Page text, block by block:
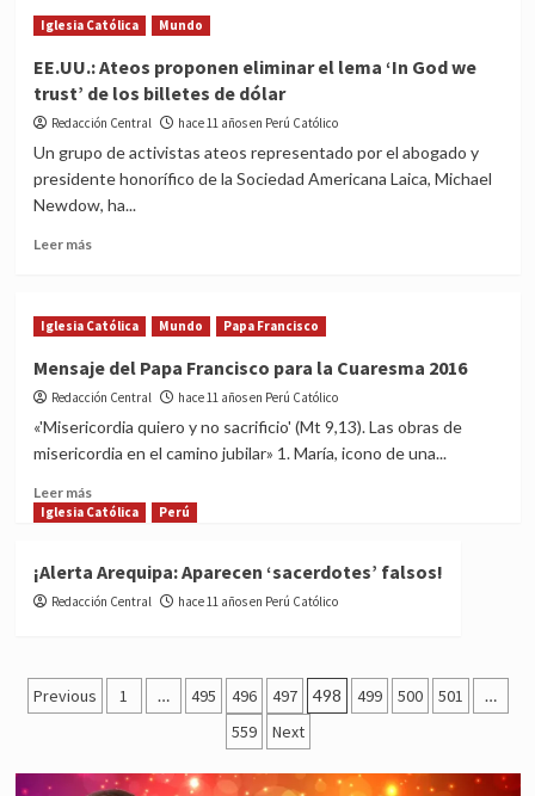
Iglesia Católica Mundo
EE.UU.: Ateos proponen eliminar el lema ‘In God we
trust’ de los billetes de dólar
Redacción Central hace 11 años en Perú Católico
Un grupo de activistas ateos representado por el abogado y
presidente honorífico de la Sociedad Americana Laica, Michael
Newdow, ha...
Leer másRead
Ateos
eliminar
el
lema
we
trust’
billetes
de
Iglesia Católica Mundo Papa Francisco
Mensaje del Papa Francisco para la Cuaresma 2016
Redacción Central hace 11 años en Perú Católico
«'Misericordia quiero y no sacrificio' (Mt 9,13). Las obras de
misericordia en el camino jubilar» 1. María, icono de una...
Leer másRead
more
del
Papa
Cuaresma
2016
Iglesia Católica Perú
¡Alerta Arequipa: Aparecen ‘sacerdotes’ falsos!
Redacción Central hace 11 años en Perú Católico
Posts
Previous 1 … 495 496 497 498 499 500 501 …
559 Next